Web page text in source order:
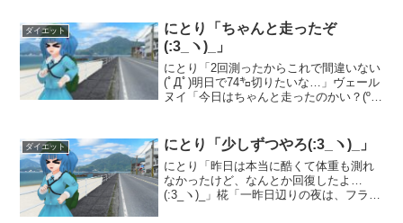
ダイエット
にとり「ちゃんと走ったぞ
(:3_ヽ)_」
にとり「2回測ったからこれで間違いない
(ﾟДﾟ)明日で74㌔切りたいな…」ヴェール
ヌイ「今日はちゃんと走ったのかい？(º
ど…今日はちゃんと走ったよ(ﾟД...
ダイエット にとり「少しずつやろ(:3_ヽ)_」
にとり「昨日は本当に酷くて体重も測れ
なかったけど、なんとか回復したよ…
(:3_ヽ)_」椛「一昨日辺りの夜は、フラフ